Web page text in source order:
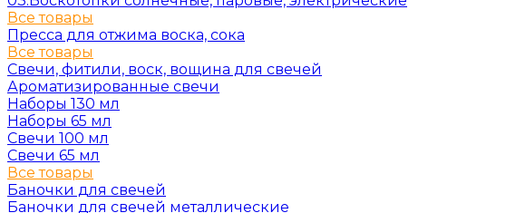
Все товары
Пресса для отжима воска, сока
Все товары
Свечи, фитили, воск, вощина для свечей
Ароматизированные свечи
Наборы 130 мл
Наборы 65 мл
Свечи 100 мл
Свечи 65 мл
Все товары
Баночки для свечей
Баночки для свечей металлические